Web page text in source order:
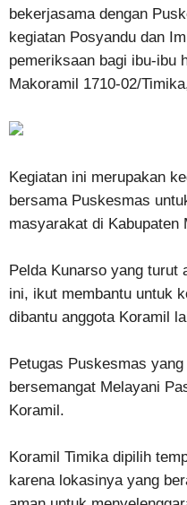
bekerjasama dengan
kegiatan Posyandu dan
pemeriksaan bagi ibu-ibu
Makoramil 1710-02/
Kegiatan ini merupakan
bersama Puskesmas
masyarakat di Kabupaten
Pelda Kunarso yang turut
ini, ikut membantu untuk
dibantu anggota Koramil
Petugas Puskesmas
bersemangat Melayani
Koramil.
Koramil Timika dipilih
karena lokasinya yang